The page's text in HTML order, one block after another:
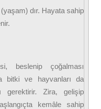
dır. Hayata sahip
beslenip çoğalması
bitki ve hayvanları da
gerektirir. Zira, gelişip
kemâle sahip